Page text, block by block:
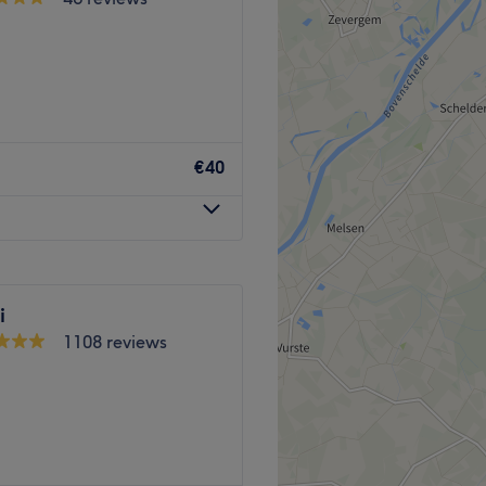
van Ledeberg en is vlot
Go to venue
€40
comfort centraal staan,
1108 reviews